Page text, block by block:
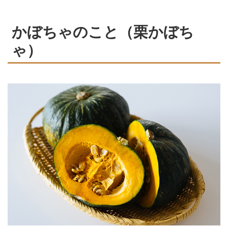
かぼちゃのこと（栗かぼち
ゃ）